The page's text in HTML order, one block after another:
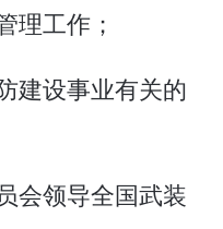
理工作；
建设事业有关的
会领导全国武装